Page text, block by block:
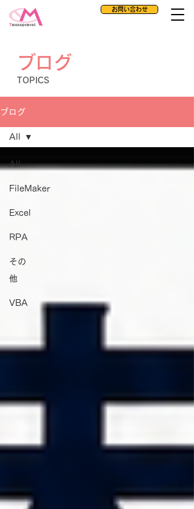
お問い合わせ
ブログ
TOPICS
ブログ
All
FileMaker
Excel
RPA
その
他
VBA
All